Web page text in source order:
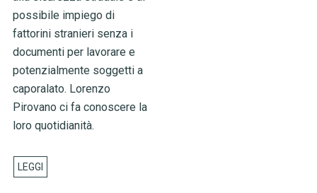
possibile impiego di
fattorini stranieri senza i
documenti per lavorare e
potenzialmente soggetti a
caporalato. Lorenzo
Pirovano ci fa conoscere la
loro quotidianità.